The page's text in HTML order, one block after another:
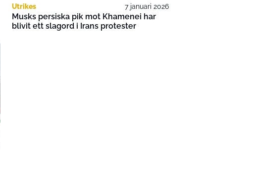
Utrikes 7 januari 2026
Musks persiska pik mot Khamenei har
blivit ett slagord i Irans protester